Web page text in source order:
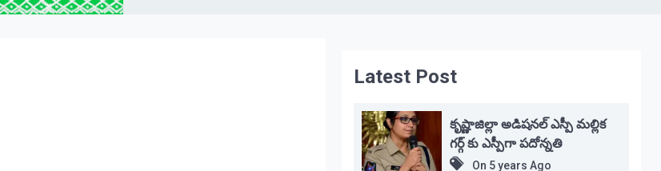
Latest Post
కృష్ణాజిల్లా అడిషనల్ ఎస్పీ మల్లిక
గర్గ్ కు ఎస్పీగా పదోన్నతి
On 5 years Ago